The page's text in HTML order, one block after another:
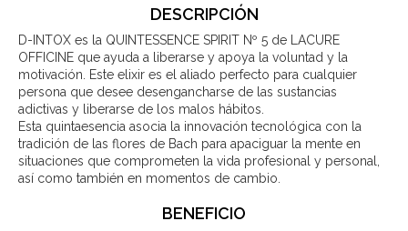
DESCRIPCIÓN
D-INTOX es la QUINTESSENCE SPIRIT Nº 5 de LACURE
OFFICINE que ayuda a liberarse y apoya la voluntad y la
motivación. Este elixir es el aliado perfecto para cualquier
persona que desee desengancharse de las sustancias
adictivas y liberarse de los malos hábitos.
Esta quintaesencia asocia la innovación tecnológica con la
tradición de las flores de Bach para apaciguar la mente en
situaciones que comprometen la vida profesional y personal,
así como también en momentos de cambio.
BENEFICIO